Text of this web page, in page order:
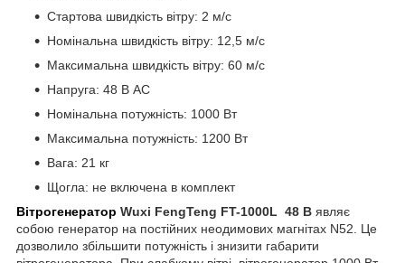
Стартова швидкість вітру: 2 м/с
Номінальна швидкість вітру: 12,5 м/с
Максимальна швидкість вітру: 60 м/с
Напруга: 48 В AC
Номінальна потужність: 1000 Вт
Максимальна потужність: 1200 Вт
Вага: 21 кг
Щогла: не включена в комплект
Вітрогенератор Wuxi FengTeng FT-1000L 48 В являє
собою генератор на постійних неодимових магнітах N52. Це
дозволило збільшити потужність і знизити габарити